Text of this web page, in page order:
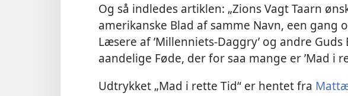
Og så indledes artiklen: „Zions Vagt Taarn
amerikanske Blad af samme Navn, een gang
Læsere af ’Millenniets-Daggry’ og andre
aandelige Føde, der for saa mange er ’Mad i
Udtrykket „Mad i rette Tid“ er hentet fra